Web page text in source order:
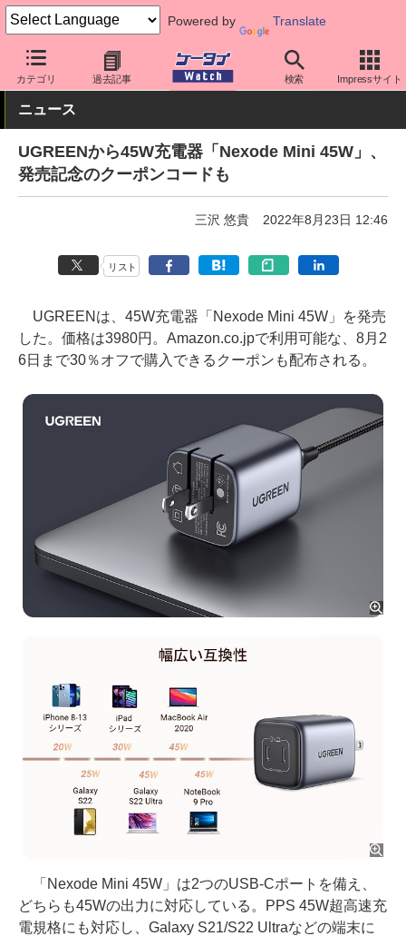
Powered by Translate
カテゴリ 過去記事 検索 Impressサイト
ケータイ Watch 周辺機器/アクセサリー 充電器
ニュース
UGREENから45W充電器「Nexode Mini 45W」、
発売記念のクーポンコードも
三沢 悠貴 2022年8月23日 12:46
リスト
UGREENは、45W充電器「Nexode Mini 45W」を発売
した。価格は3980円。Amazon.co.jpで利用可能な、8月2
6日まで30％オフで購入できるクーポンも配布される。
「Nexode Mini 45W」は2つのUSB-Cポートを備え、
どちらも45Wの出力に対応している。PPS 45W超高速充
電規格にも対応し、Galaxy S21/S22 Ultraなどの端末に